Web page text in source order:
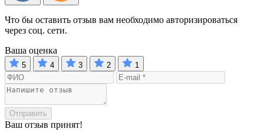
Что бы оставить отзыв вам необходимо авторизироваться
через соц. сети.
Ваша оценка
5 4 3 2 1
Отправить
Ваш отзыв принят!